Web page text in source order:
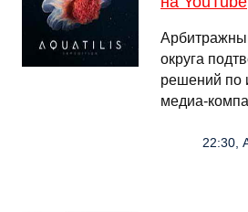
округа
решений по
медиа-
22:30,